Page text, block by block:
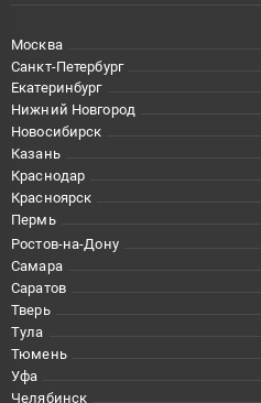
Москва
Санкт-Петербург
Екатеринбург
Нижний Новгород
Новосибирск
Казань
Краснодар
Красноярск
Пермь
Ростов-на-Дону
Самара
Саратов
Тверь
Тула
Тюмень
Уфа
Челябинск